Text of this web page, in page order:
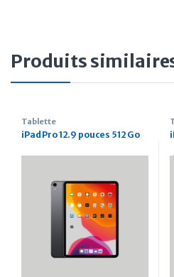
Produits
Tablette
iPad Pro 12.9 pouces 512 Go